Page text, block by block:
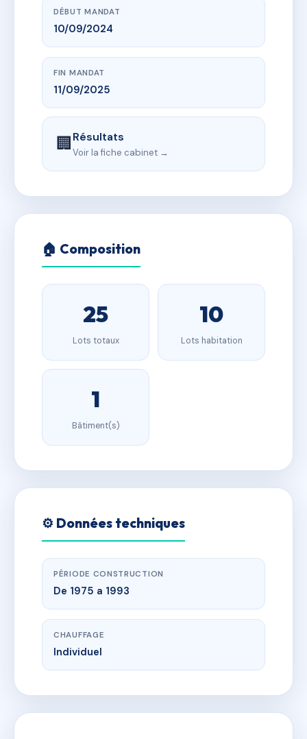
DÉBUT MANDAT
10/09/2024
FIN MANDAT
11/09/2025
🏢Résultats
Voir la fiche cabinet →
🏠 Composition
25
Lots totaux
10
Lots habitation
1
Bâtiment(s)
⚙️ Données techniques
PÉRIODE CONSTRUCTION
De 1975 a 1993
CHAUFFAGE
Individuel